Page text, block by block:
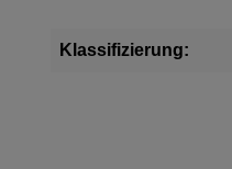
Klassifizierung: